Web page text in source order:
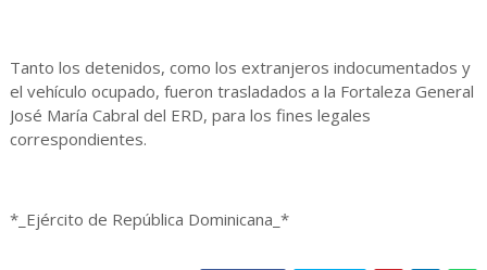
Tanto los detenidos, como los extranjeros indocumentados y
el vehículo ocupado, fueron trasladados a la Fortaleza General
José María Cabral del ERD, para los fines legales
correspondientes.
*_Ejército de República Dominicana_*